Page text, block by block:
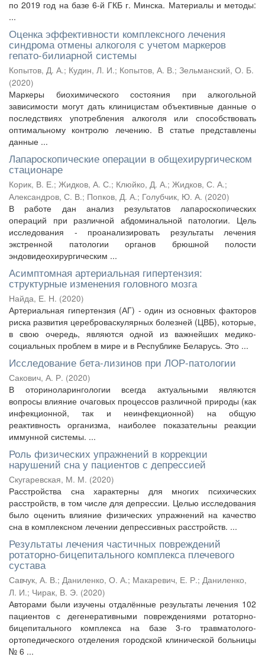
по 2019 год на базе 6-й ГКБ г. Минска. Материалы и методы:
...
Оценка эффективности комплексного лечения
синдрома отмены алкоголя с учетом маркеров
гепато-билиарной системы
Копытов, Д. А.; Кудин, Л. И.; Копытов, А. В.; Зельманский, О. Б.
(2020)
Маркеры биохимического состояния при алкогольной
зависимости могут дать клиницистам объективные данные о
последствиях употребления алкоголя или способствовать
оптимальному контролю лечению. В статье представлены
данные ...
Лапароскопические операции в общехирургическом
стационаре
Корик, В. Е.; Жидков, А. С.; Клюйко, Д. А.; Жидков, С. А.;
Александров, С. В.; Попков, Д. А.; Голубчик, Ю. А. (2020)
В работе дан анализ результатов лапароскопических
операций при различной абдоминальной патологии. Цель
исследования - проанализировать результаты лечения
экстренной патологии органов брюшной полости
эндовидеохирургическим ...
Асимптомная артериальная гипертензия:
структурные изменения головного мозга
Найда, Е. Н. (2020)
Артериальная гипертензия (АГ) - один из основных факторов
риска развития цереброваскулярных болезней (ЦВБ), которые,
в свою очередь, являются одной из важнейших медико-
социальных проблем в мире и в Республике Беларусь. Это ...
Исследование бета-лизинов при ЛОР-патологии
Сакович, А. Р. (2020)
В оториноларингологии всегда актуальными являются
вопросы влияние очаговых процессов различной природы (как
инфекционной, так и неинфекционной) на общую
реактивность организма, наиболее показательны реакции
иммунной системы. ...
Роль физических упражнений в коррекции
нарушений сна у пациентов с депрессией
Скугаревская, М. М. (2020)
Расстройства сна характерны для многих психических
расстройств, в том числе для депрессии. Целью исследования
было оценить влияние физических упражнений на качество
сна в комплексном лечении депрессивных расстройств. ...
Результаты лечения частичных повреждений
ротаторно-бицепитального комплекса плечевого
сустава
Савчук, А. В.; Даниленко, О. А.; Макаревич, Е. Р.; Даниленко,
Л. И.; Чирак, В. Э. (2020)
Авторами были изучены отдалённые результаты лечения 102
пациентов с дегенеративными повреждениями ротаторно-
бицепитального комплекса на базе 3-го травматолого-
ортопедического отделения городской клинической больницы
№ 6 ...